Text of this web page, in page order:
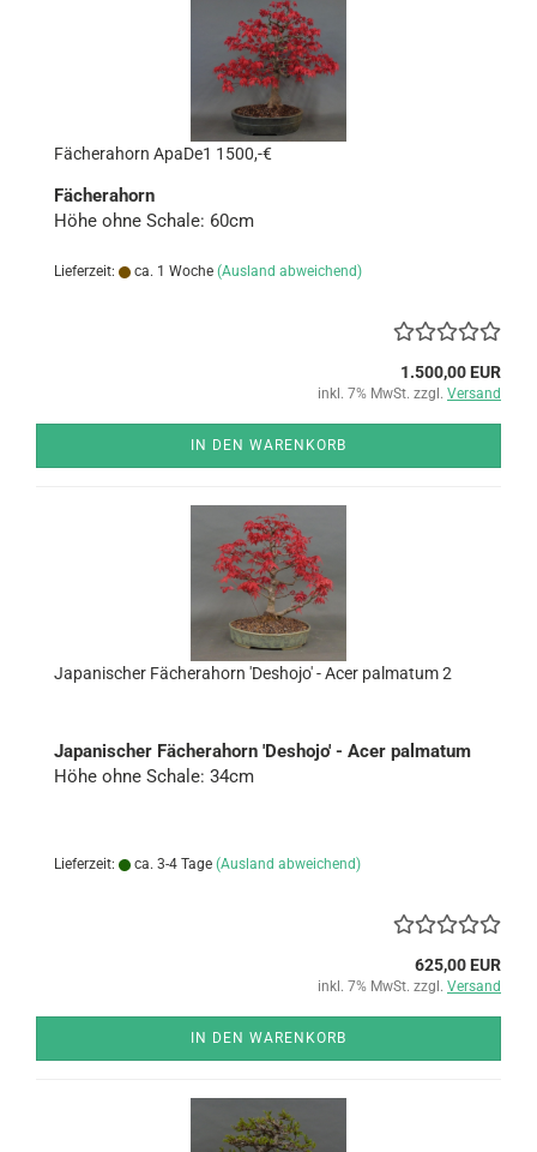
Fä­cher­a­horn ApaDe1 1500,-€
Fä­cher­a­horn
Höhe ohne Scha­le: 60cm
Lieferzeit: ca. 1 Woche (Ausland abweichend)
1.500,00 EUR
inkl. 7% MwSt. zzgl. Versand
IN DEN WARENKORB
Ja­pa­ni­scher Fä­cher­a­horn 'Des­ho­jo' - Acer palma­tum 2
Ja­pa­ni­scher Fä­cher­a­horn 'Des­ho­jo' - Acer palma­tum
Höhe ohne Scha­le: 34cm
Lieferzeit: ca. 3-4 Tage (Ausland abweichend)
625,00 EUR
inkl. 7% MwSt. zzgl. Versand
IN DEN WARENKORB